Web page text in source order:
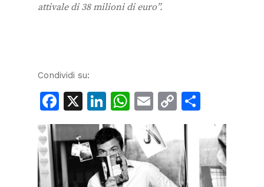
attivale di 38 milioni di euro”.
Condividi su:
Facebook
X LinkedIn
WhatsApp
Email
Copy
Link